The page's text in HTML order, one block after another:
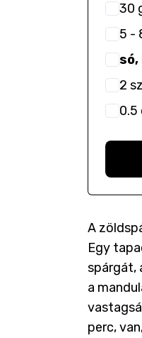
30
5 -
só,
2
0.5
A
Egy
spárgát,
a
perc,